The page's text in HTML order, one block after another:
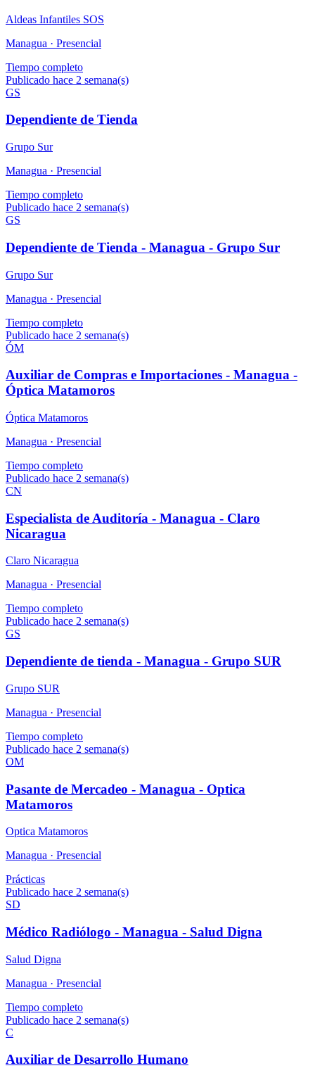
Aldeas Infantiles SOS
Managua · Presencial
Tiempo completo
Publicado hace 2 semana(s)
GS
Dependiente de Tienda
Grupo Sur
Managua · Presencial
Tiempo completo
Publicado hace 2 semana(s)
GS
Dependiente de Tienda - Managua - Grupo Sur
Grupo Sur
Managua · Presencial
Tiempo completo
Publicado hace 2 semana(s)
ÓM
Auxiliar de Compras e Importaciones - Managua -
Óptica Matamoros
Óptica Matamoros
Managua · Presencial
Tiempo completo
Publicado hace 2 semana(s)
CN
Especialista de Auditoría - Managua - Claro
Nicaragua
Claro Nicaragua
Managua · Presencial
Tiempo completo
Publicado hace 2 semana(s)
GS
Dependiente de tienda - Managua - Grupo SUR
Grupo SUR
Managua · Presencial
Tiempo completo
Publicado hace 2 semana(s)
OM
Pasante de Mercadeo - Managua - Optica
Matamoros
Optica Matamoros
Managua · Presencial
Prácticas
Publicado hace 2 semana(s)
SD
Médico Radiólogo - Managua - Salud Digna
Salud Digna
Managua · Presencial
Tiempo completo
Publicado hace 2 semana(s)
C
Auxiliar de Desarrollo Humano